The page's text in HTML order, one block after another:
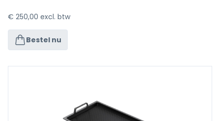
€ 250,00 excl. btw
Bestel nu